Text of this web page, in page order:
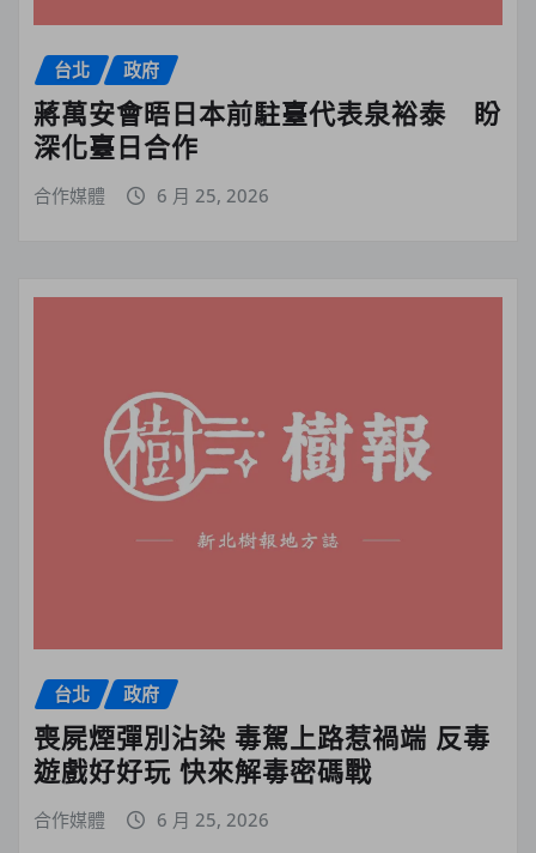
台北 政府
蔣萬安會晤日本前駐臺代表泉裕泰 盼
深化臺日合作
合作媒體 6 月 25, 2026
台北 政府
喪屍煙彈別沾染 毒駕上路惹禍端 反毒
遊戲好好玩 快來解毒密碼戰
合作媒體 6 月 25, 2026